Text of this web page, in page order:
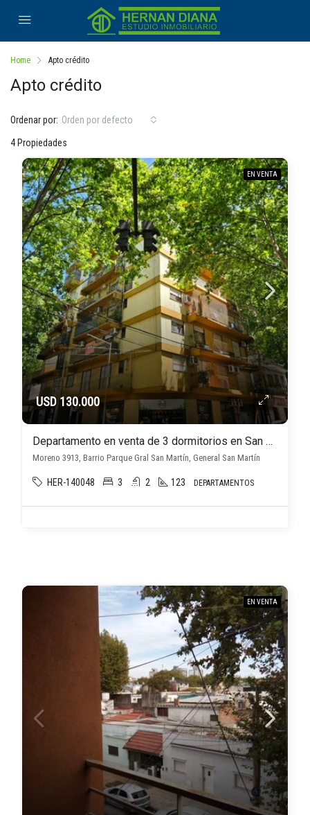
Home Apto crédito
Apto crédito
4 Propiedades
Ordenar por: Orden por defecto
EN VENTA
USD 130.000
Departamento en venta de 3 dormitorios en San Martin Ctro
Moreno 3913, Barrio Parque Gral San Martín, General San Martín
HER-140048 3 2 123 DEPARTAMENTOS
EN VENTA